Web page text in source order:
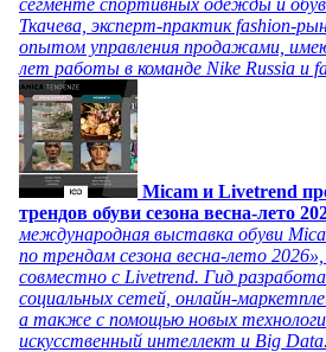
сегменте спортивных одежды и
Ткачева, эксперт-практик fashion-
опытом управления продажами,
лет работы в команде Nike Russia и
Micam и Livetrend
трендов обуви сезона весна-лето
международная выставка обуви
по трендам сезона весна-лето
совместно с Livetrend. Гид
социальных сетей, онлайн-
а также с помощью новых
искусственный интеллект и Big Data.